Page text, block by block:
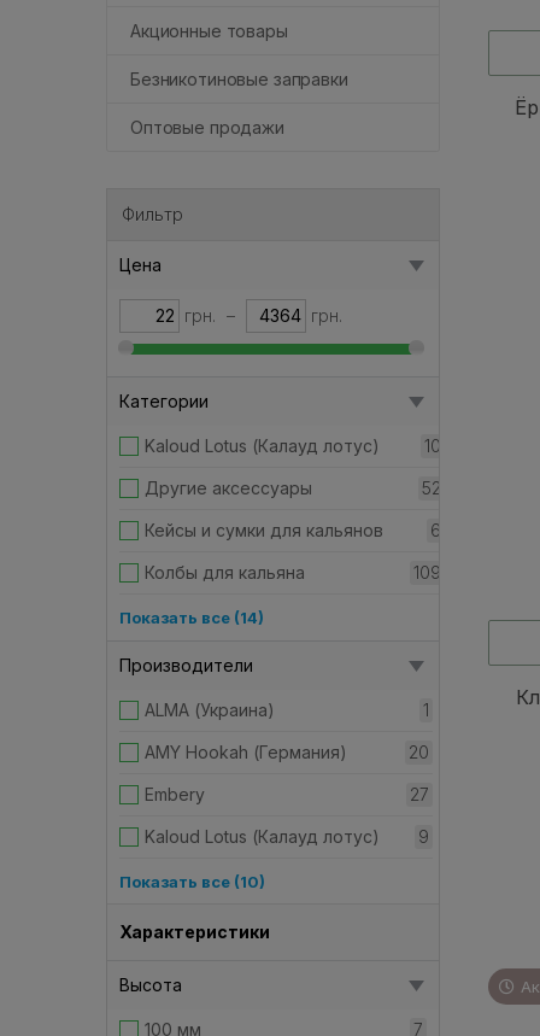
Акционные товары
Безникотиновые заправки
Оптовые продажи
Фильтр
Цена
грн. – грн.
Категории
Kaloud Lotus (Калауд лотус) 10
Другие аксессуары 52
Кейсы и сумки для кальянов 6
Колбы для кальяна 109
Корзины для угля
Приборы для розжига
Уголь для кальяна 53
Чаши для кальяна 92
Glina
Goliath bowls
Чаши для кальяна RS Bowls
Показать все (14)
Производители
ALMA (Украина) 1
AMY Hookah (Германия) 20
Embery 27
Kaloud Lotus (Калауд лотус) 9
Kaya (Германия)
Показать все (10)
Характеристики
Высота
100 мм 7